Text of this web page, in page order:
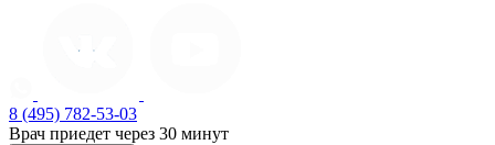
8 (495) 782-53-03
Врач приедет через 30 минут